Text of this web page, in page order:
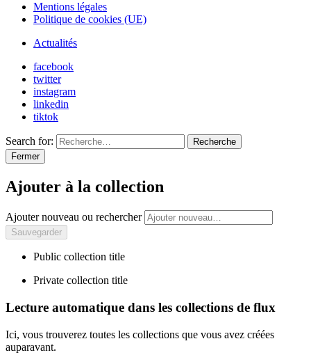
Mentions légales
Politique de cookies (UE)
Actualités
facebook
twitter
instagram
linkedin
tiktok
Search for:
Recherche
Fermer
Ajouter à la collection
Ajouter nouveau ou rechercher
Public collection title
Private collection title
Lecture automatique dans les collections de flux
Ici, vous trouverez toutes les collections que vous avez créées
auparavant.